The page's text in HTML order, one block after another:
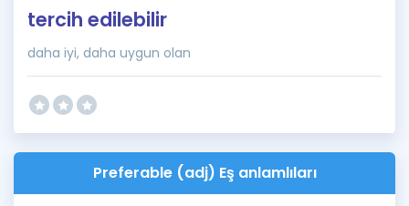
İngilizce Gramer
tercih edilebilir
daha iyi, daha uygun olan
Preferable (adj) Eş anlamlıları